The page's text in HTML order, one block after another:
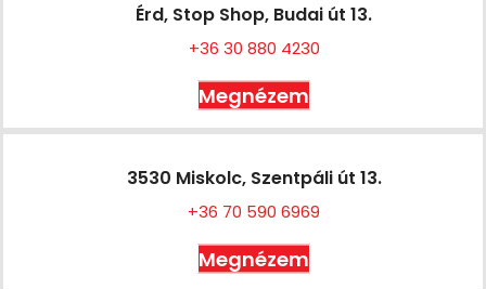
Érd, Stop Shop, Budai út 13.
+36 30 880 4230
Megnézem
3530 Miskolc, Szentpáli út 13.
+36 70 590 6969
Megnézem